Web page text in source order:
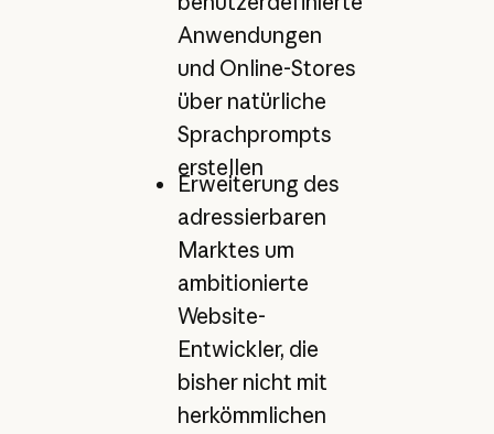
Anwendungen
und Online-Stores
über natürliche
Sprachprompts
erstellen
Erweiterung des
adressierbaren
Marktes um
ambitionierte
Website-
Entwickler, die
bisher nicht mit
herkömmlichen